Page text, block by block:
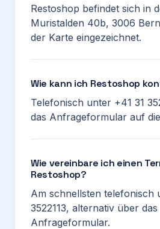
Restoshop befindet sich in
Muristalden 40b, 3006
der Karte eingezeichnet.
Wie kann ich Restoshop
Telefonisch unter +41 31
das Anfrageformular auf
Wie vereinbare ich einen
Restoshop?
Am schnellsten telefonisch
3522113, alternativ über das
Anfrageformular.